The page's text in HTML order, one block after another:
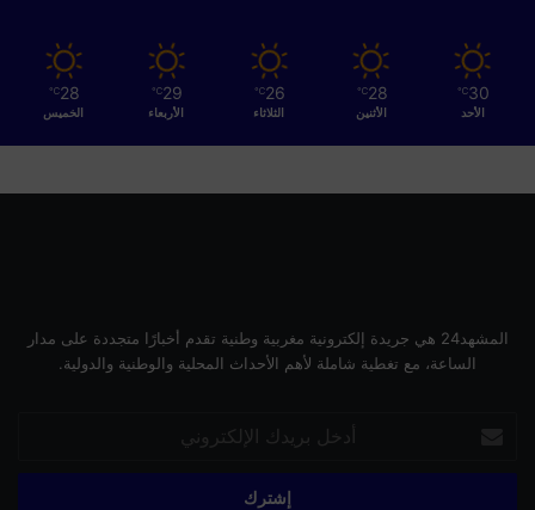
30
℃
الأحد
28
℃
الأثنين
26
℃
الثلاثاء
29
℃
الأربعاء
28
℃
الخميس
المشهد24 هي جريدة إلكترونية مغربية وطنية تقدم أخبارًا متجددة على مدار
الساعة، مع تغطية شاملة لأهم الأحداث المحلية والوطنية والدولية.
الإلكتروني